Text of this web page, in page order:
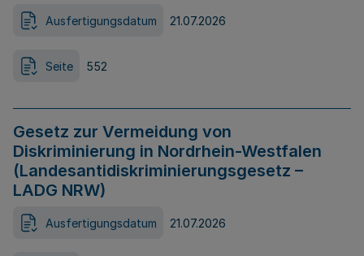
Ausfertigungsdatum 21.07.2026
Seite 552
Gesetz zur Vermeidung von
Diskriminierung in Nordrhein-Westfalen
(Landesantidiskriminierungsgesetz –
LADG NRW)
Ausfertigungsdatum 21.07.2026